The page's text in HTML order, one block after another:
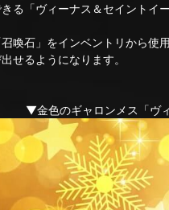
る「ヴィーナス＆セイントイ
喚石」をインベントリから使
せるようになります。
▼金色のギャロンメス「ヴ